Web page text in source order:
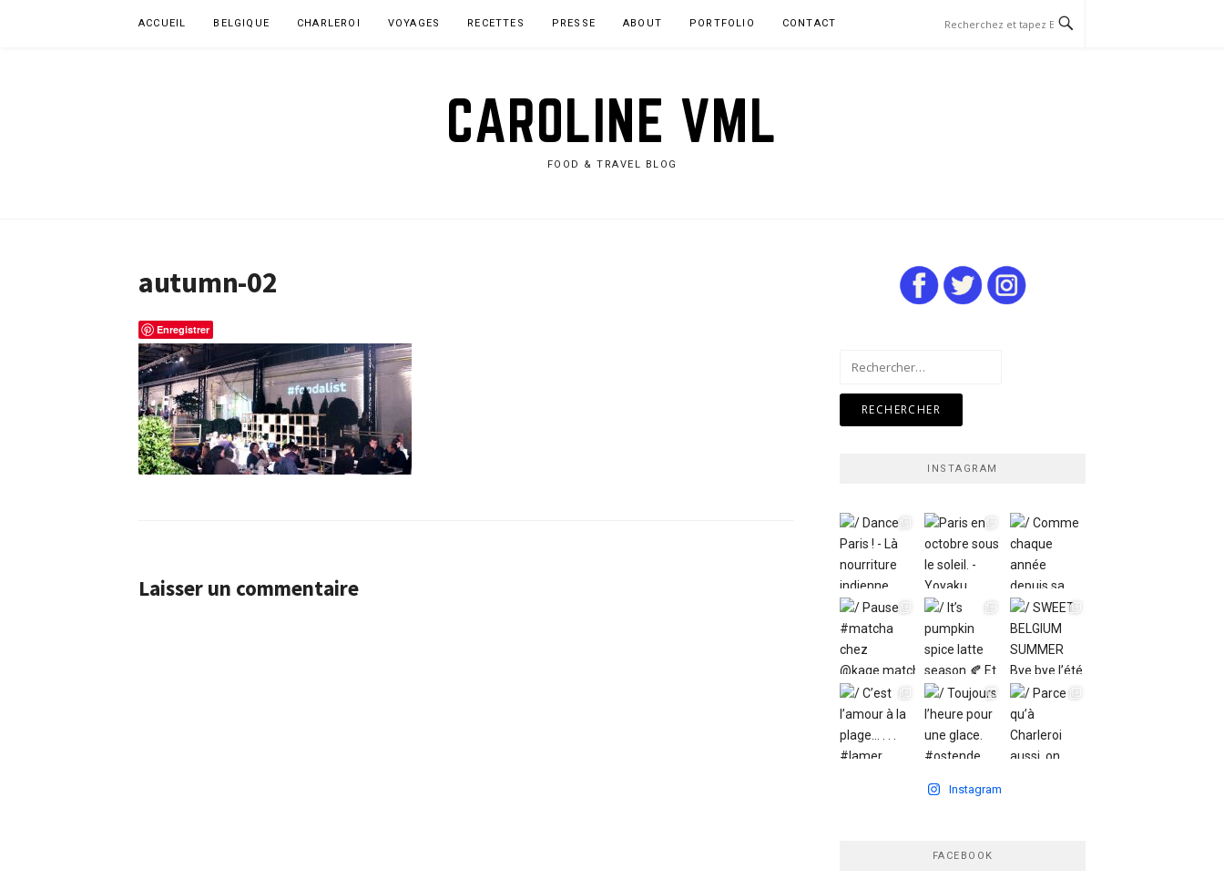
ACCUEIL BELGIQUE CHARLEROI VOYAGES RECETTES PRESSE ABOUT PORTFOLIO CONTACT
CAROLINE VML
FOOD & TRAVEL BLOG
autumn-02
Enregistrer
Laisser un commentaire
INSTAGRAM
Instagram
FACEBOOK